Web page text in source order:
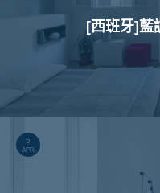
[西班牙]藍
5
APR.